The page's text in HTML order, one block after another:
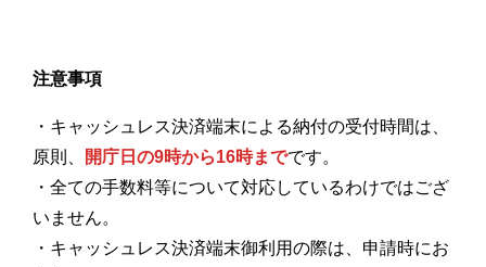
注意事項
・キャッシュレス決済端末による納付の受付時間は、
原則、
開庁日の9時から16時までです。
・全ての手数料等について対応しているわけではござ
いません。
・キャッシュレス決済端末御利用の際は、申請時にお